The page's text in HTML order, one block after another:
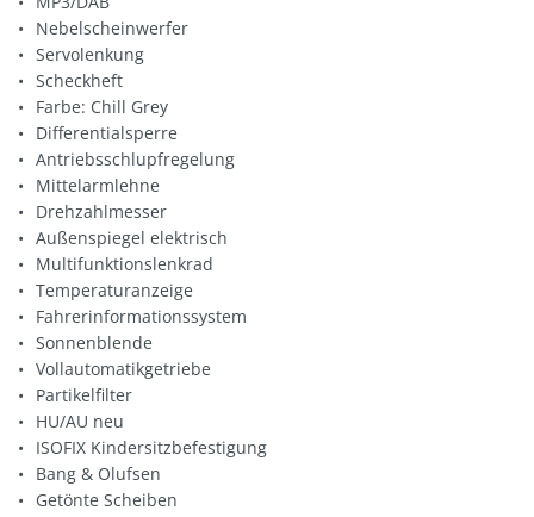
Nebelscheinwerfer
Servolenkung
Scheckheft
Farbe: Chill Grey
Differentialsperre
Antriebsschlupfregelung
Mittelarmlehne
Drehzahlmesser
Außenspiegel elektrisch
Multifunktionslenkrad
Temperaturanzeige
Fahrerinformationssystem
Sonnenblende
Vollautomatikgetriebe
Partikelfilter
HU/AU neu
ISOFIX Kindersitzbefestigung
Bang & Olufsen
Getönte Scheiben